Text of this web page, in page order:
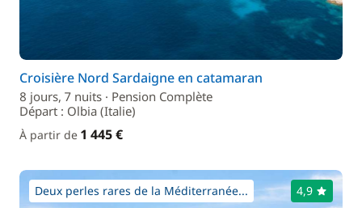
Croisière Nord Sardaigne en catamaran
8 jours, 7 nuits · Pension Complète
Départ : Olbia (Italie)
À partir de 1 445 €
Deux perles rares de la Méditerranée... 4,9